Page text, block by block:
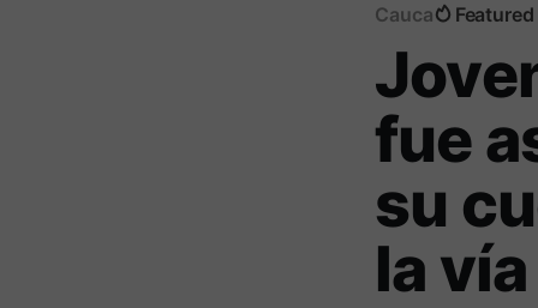
Cauca Featured
fue
su
la vía